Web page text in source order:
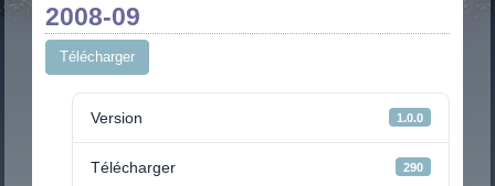
2008-09
Télécharger
Version 1.0.0
Télécharger 290